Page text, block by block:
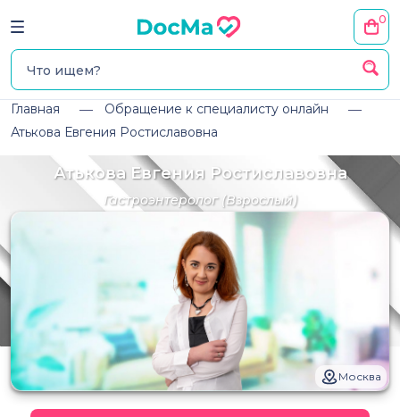
0
Главная
Обращение к специалисту онлайн
Атькова Евгения Ростиславовна
Атькова Евгения Ростиславовна
Гастроэнтеролог(Взрослый)
Москва